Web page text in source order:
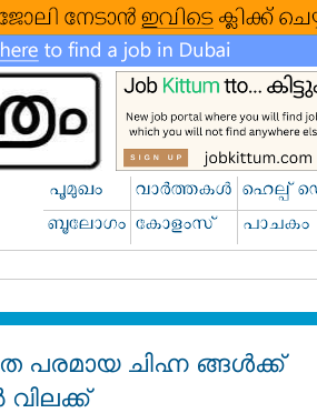
പരമായ ചിഹ്ന ങ്ങള്‍ക്ക്
വിലക്ക്